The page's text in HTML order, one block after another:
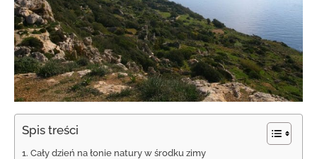
Spis treści
Cały dzień na łonie natury w środku zimy